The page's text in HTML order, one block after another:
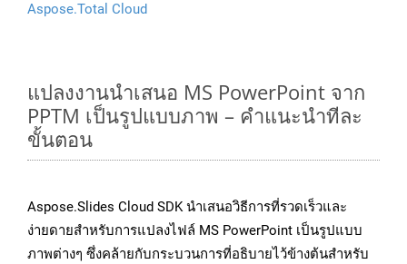
Aspose.Total Cloud
แปลงงานนำเสนอ MS PowerPoint จาก
PPTM เป็นรูปแบบภาพ – คำแนะนำทีละ
ขั้นตอน
Aspose.Slides Cloud SDK นำเสนอวิธีการที่รวดเร็วและ
ง่ายดายสำหรับการแปลงไฟล์ MS PowerPoint เป็นรูปแบบ
ภาพต่างๆ ซึ่งคล้ายกับกระบวนการที่อธิบายไว้ข้างต้นสำหรับ